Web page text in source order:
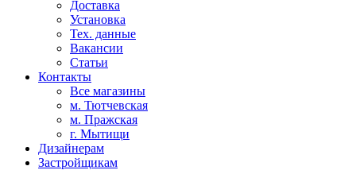
Доставка
Установка
Тех. данные
Вакансии
Статьи
Контакты
Все магазины
м. Тютчевская
м. Пражская
г. Мытищи
Дизайнерам
Застройщикам